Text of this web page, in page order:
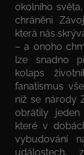
okolního
chráněni
která nás
– a onoho
lze snadno
kolaps
fanatismus
níž se národy
obrátily
které v
vybudování
událostech,